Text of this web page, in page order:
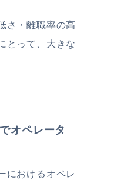
さ・離職率の高
とって、大きな
オペレータ
におけるオペレ